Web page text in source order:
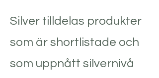
Silver tilldelas produkter
som är shortlistade och
som uppnått silvernivå